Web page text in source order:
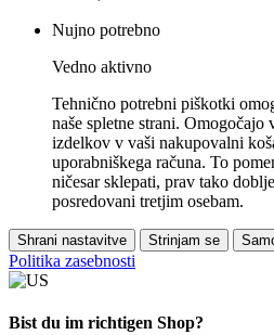
Nujno potrebno
Vedno aktivno
Tehnično potrebni piškotki
naše spletne strani. Omogočajo
izdelkov v vaši nakupovalni
uporabniškega računa. To
ničesar sklepati, prav tako
posredovani tretjim osebam.
Shrani nastavitve Strinjam se
Politika zasebnosti
Bist du im richtigen Shop?